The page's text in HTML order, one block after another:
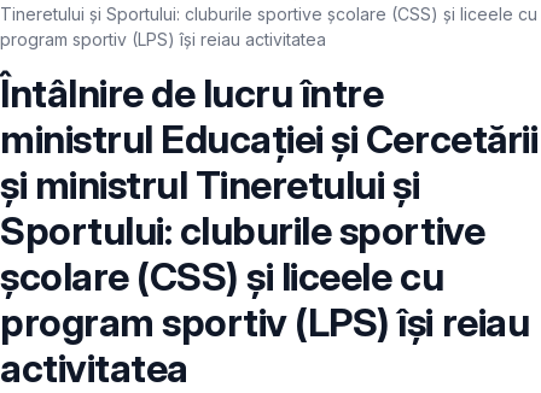
Tineretului și Sportului: cluburile sportive școlare (CSS) și liceele cu
program sportiv (LPS) își reiau activitatea
Întâlnire de lucru între
ministrul Educației și Cercetării
și ministrul Tineretului și
Sportului: cluburile sportive
școlare (CSS) și liceele cu
program sportiv (LPS) își reiau
activitatea